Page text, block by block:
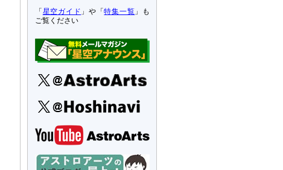
「 星空ガイド 」や「特集一覧 」も
ご覧ください